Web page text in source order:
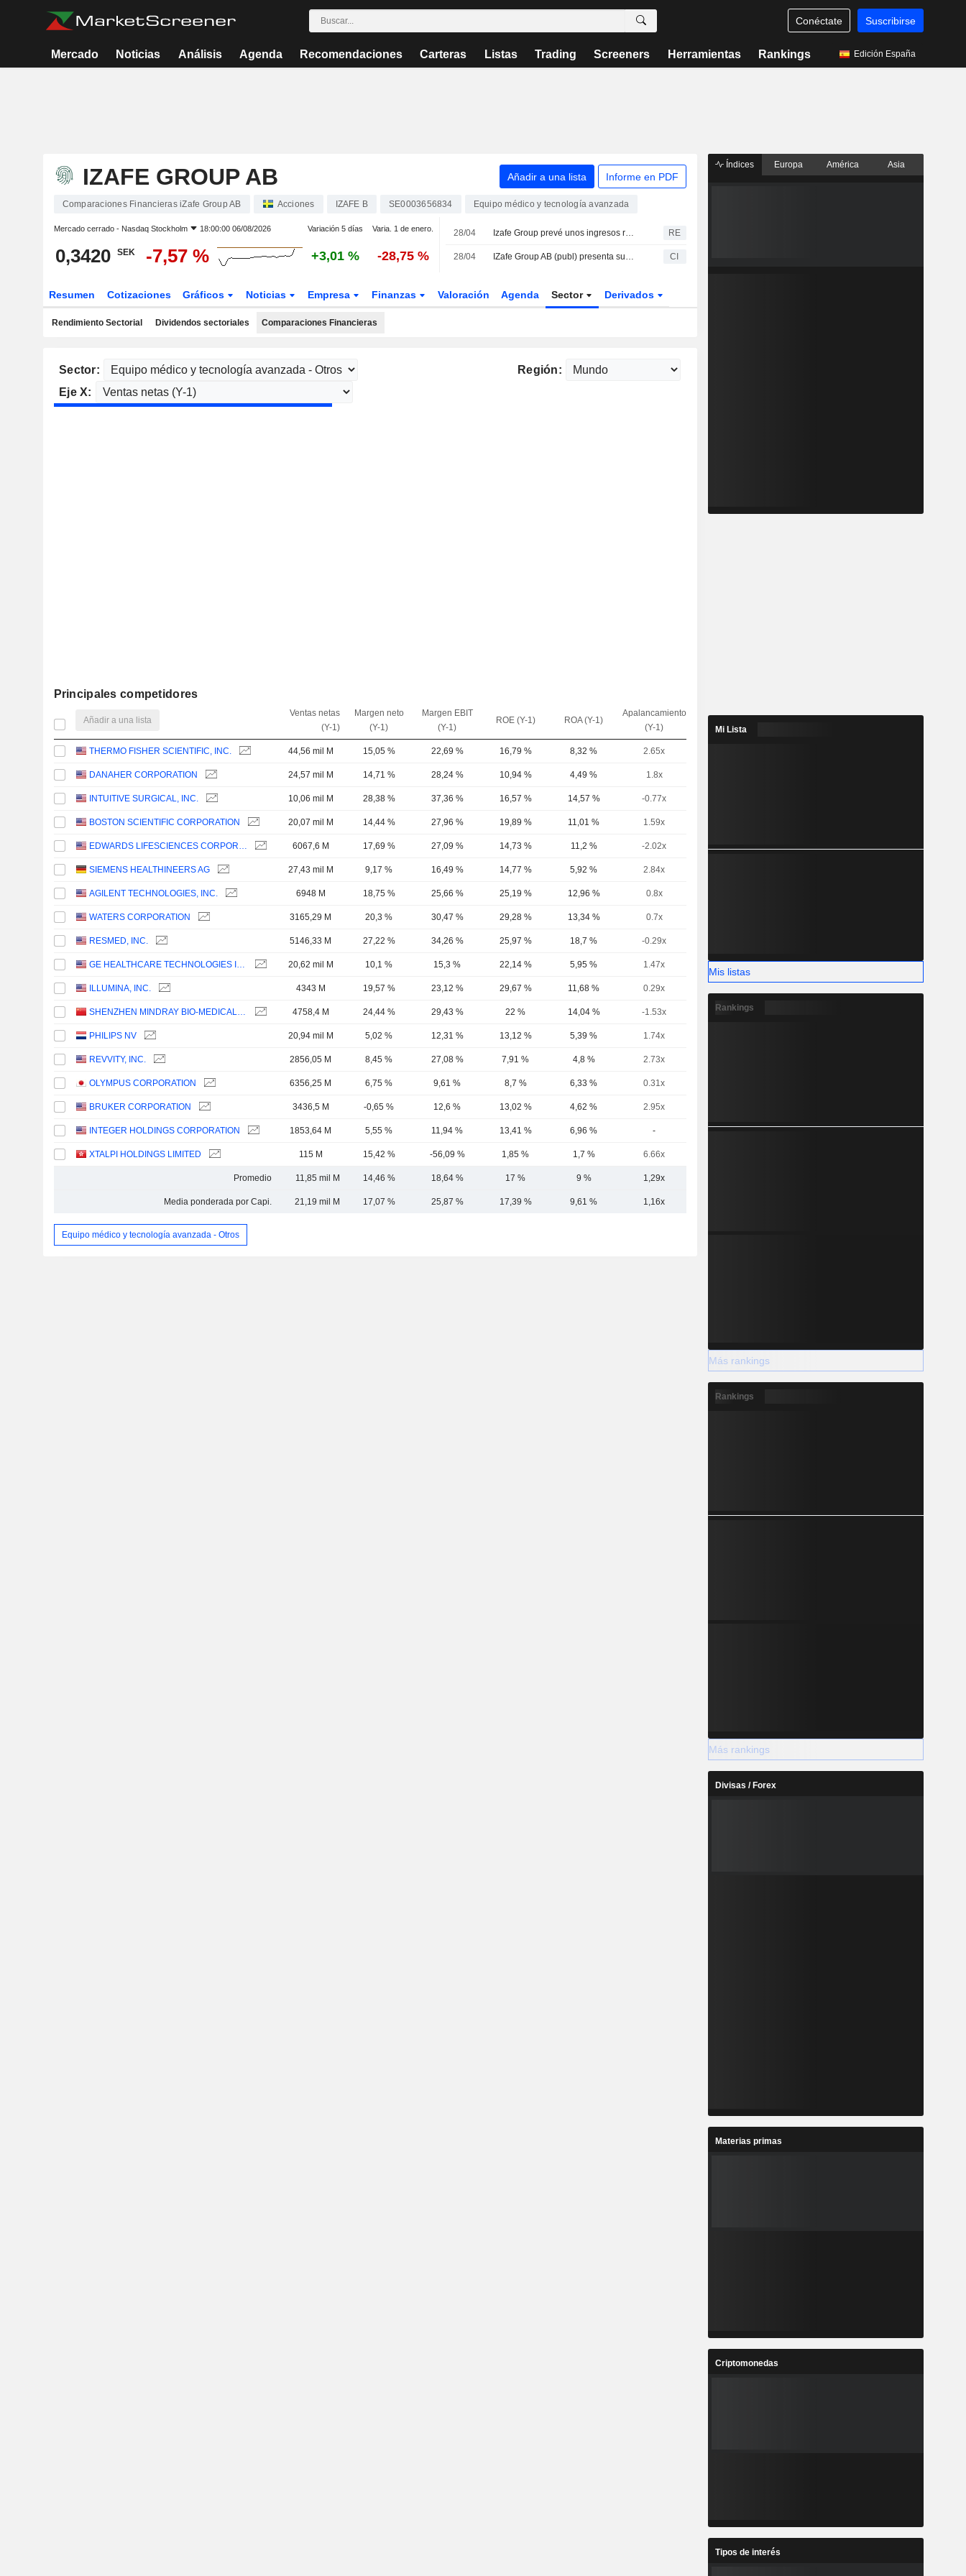
Conéctate Suscribirse
Mercado Noticias Análisis Agenda Recomendaciones Carteras Listas Trading Screeners Herramientas Rankings Edición España
IZAFE GROUP AB Añadir a una lista Informe en PDF
Comparaciones Financieras iZafe Group AB Acciones IZAFE B SE0003656834 Equipo médico y tecnología avanzada
Mercado cerrado - Nasdaq Stockholm 18:00:00 06/08/2026 Variación 5 días Varia. 1 de enero.
0,3420 SEK -7,57 % +3,01 % -28,75 %
28/04 Izafe Group prevé unos ingresos recurrentes anuales de 22,5 millones de coronas suecas para 2026 RE
28/04 IZafe Group AB (publ) presenta sus resultados financieros del primer trimestre finalizado el 31 de marzo de 2026 CI
Resumen Cotizaciones Gráficos Noticias Empresa Finanzas Valoración Agenda Sector Derivados
Rendimiento Sectorial Dividendos sectoriales Comparaciones Financieras
Sector:
Región:
Eje X:
Principales competidores
Añadir a una lista
Ventas netas
(Y-1)
Margen neto
(Y-1)
Margen EBIT
(Y-1)
ROE (Y-1) ROA (Y-1)
Apalancamiento
(Y-1)
THERMO FISHER SCIENTIFIC, INC. 44,56 mil M 15,05 % 22,69 % 16,79 % 8,32 % 2.65x
DANAHER CORPORATION 24,57 mil M 14,71 % 28,24 % 10,94 % 4,49 % 1.8x
INTUITIVE SURGICAL, INC. 10,06 mil M 28,38 % 37,36 % 16,57 % 14,57 % -0.77x
BOSTON SCIENTIFIC CORPORATION 20,07 mil M 14,44 % 27,96 % 19,89 % 11,01 % 1.59x
EDWARDS LIFESCIENCES CORPORATION 6067,6 M 17,69 % 27,09 % 14,73 % 11,2 % -2.02x
SIEMENS HEALTHINEERS AG 27,43 mil M 9,17 % 16,49 % 14,77 % 5,92 % 2.84x
AGILENT TECHNOLOGIES, INC. 6948 M 18,75 % 25,66 % 25,19 % 12,96 % 0.8x
WATERS CORPORATION 3165,29 M 20,3 % 30,47 % 29,28 % 13,34 % 0.7x
RESMED, INC. 5146,33 M 27,22 % 34,26 % 25,97 % 18,7 % -0.29x
GE HEALTHCARE TECHNOLOGIES INC. 20,62 mil M 10,1 % 15,3 % 22,14 % 5,95 % 1.47x
ILLUMINA, INC. 4343 M 19,57 % 23,12 % 29,67 % 11,68 % 0.29x
SHENZHEN MINDRAY BIO-MEDICAL ELECTRONICS CO., LTD. 4758,4 M 24,44 % 29,43 % 22 % 14,04 % -1.53x
PHILIPS NV 20,94 mil M 5,02 % 12,31 % 13,12 % 5,39 % 1.74x
REVVITY, INC. 2856,05 M 8,45 % 27,08 % 7,91 % 4,8 % 2.73x
OLYMPUS CORPORATION 6356,25 M 6,75 % 9,61 % 8,7 % 6,33 % 0.31x
BRUKER CORPORATION 3436,5 M -0,65 % 12,6 % 13,02 % 4,62 % 2.95x
INTEGER HOLDINGS CORPORATION 1853,64 M 5,55 % 11,94 % 13,41 % 6,96 % -
XTALPI HOLDINGS LIMITED 115 M 15,42 % -56,09 % 1,85 % 1,7 % 6.66x
Promedio 11,85 mil M 14,46 % 18,64 % 17 % 9 % 1,29x
Media ponderada por Capi. 21,19 mil M 17,07 % 25,87 % 17,39 % 9,61 % 1,16x
Equipo médico y tecnología avanzada - Otros
Índices Europa América Asia
Mi Lista
Mis listas
Rankings
Más rankings
Rankings
Más rankings
Divisas / Forex
Materias primas
Criptomonedas
Tipos de interés